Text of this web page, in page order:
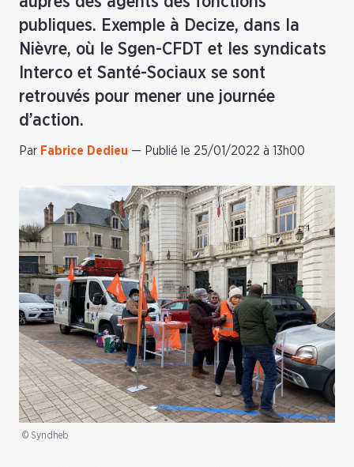
publiques. Exemple à Decize, dans la
Nièvre, où le Sgen-CFDT et les syndicats
Interco et Santé-Sociaux se sont
retrouvés pour mener une journée
d’action.
Par Fabrice Dedieu — Publié le 25/01/2022 à 13h00
© Syndheb